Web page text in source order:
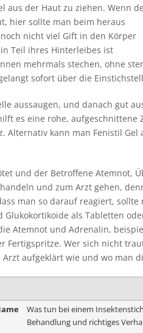
aus der Haut zu ziehen. Wenn
hier sollte man beim heraus
nicht viel Gift in den Körper
Teil ihres Hinterleibes ist
mehrmals stechen, ohne
sofort über die
aussaugen, und danach gut
es eine rohe, aufgeschnittene
Alternativ kann man Fenistil
und der Betroffene Atemnot,
und zum Arzt gehen,
man so darauf reagiert, sollte
als Tabletten
Atemnot und Adrenalin,
Fertigspritze. Wer sich nicht
aufgeklärt wie und wo man
Was tun bei einem
Behandlung und richtiges